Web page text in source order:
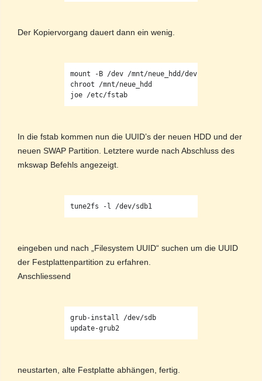
Der Kopiervorgang dauert dann ein wenig.
mount -B /dev /mnt/neue_hdd/dev
chroot /mnt/neue_hdd
In die fstab kommen nun die UUID’s der neuen HDD und der
neuen SWAP Partition. Letztere wurde nach Abschluss des
mkswap Befehls angezeigt.
eingeben und nach „Filesystem UUID“ suchen um die UUID
der Festplattenpartition zu erfahren.
Anschliessend
grub-install /dev/sdb
neustarten, alte Festplatte abhängen, fertig.